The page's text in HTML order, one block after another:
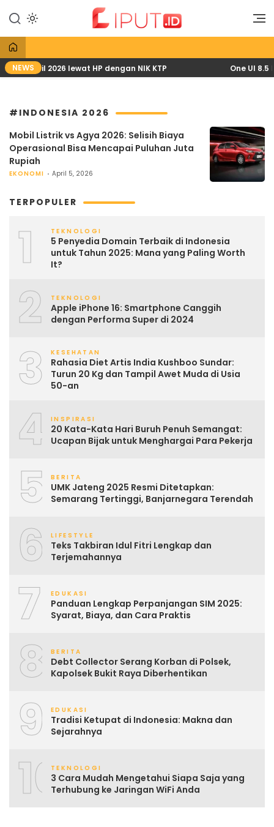
konten
Liput
Liputan Digital
NEWS
April 2026 lewat HP dengan NIK KTP One UI 8.5
#INDONESIA 2026
Mobil Listrik vs Agya 2026: Selisih Biaya
Operasional Bisa Mencapai Puluhan Juta
Rupiah
EKONOMI April 5, 2026
TERPOPULER
1 TEKNOLOGI
5 Penyedia Domain Terbaik di Indonesia
untuk Tahun 2025: Mana yang Paling Worth
It?
2 TEKNOLOGI
Apple iPhone 16: Smartphone Canggih
dengan Performa Super di 2024
3 KESEHATAN
Rahasia Diet Artis India Kushboo Sundar:
Turun 20 Kg dan Tampil Awet Muda di Usia
50-an
4 INSPIRASI
20 Kata-Kata Hari Buruh Penuh Semangat:
Ucapan Bijak untuk Menghargai Para Pekerja
5 BERITA
UMK Jateng 2025 Resmi Ditetapkan:
Semarang Tertinggi, Banjarnegara Terendah
6 LIFESTYLE
Teks Takbiran Idul Fitri Lengkap dan
Terjemahannya
7 EDUKASI
Panduan Lengkap Perpanjangan SIM 2025:
Syarat, Biaya, dan Cara Praktis
8 BERITA
Debt Collector Serang Korban di Polsek,
Kapolsek Bukit Raya Diberhentikan
9 EDUKASI
Tradisi Ketupat di Indonesia: Makna dan
Sejarahnya
10TEKNOLOGI
3 Cara Mudah Mengetahui Siapa Saja yang
Terhubung ke Jaringan WiFi Anda